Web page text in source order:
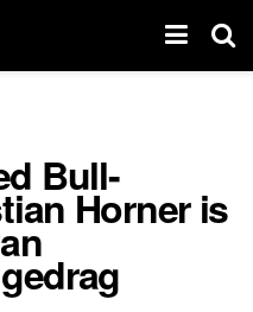
Bull-
Horner is